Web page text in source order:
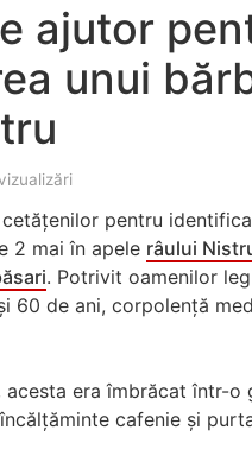
ajutor
unui
pentru
2 mai în apele râului
. Potrivit oamenilor
60 de ani, corpolență
era îmbrăcat într-o
cafenie și